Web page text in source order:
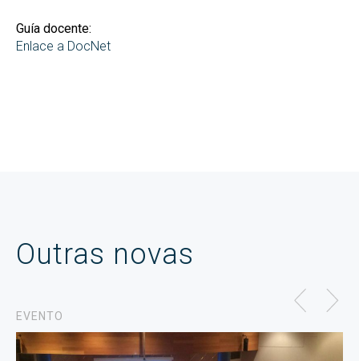
Guía docente:
Enlace a DocNet
Outras novas
EVENTO